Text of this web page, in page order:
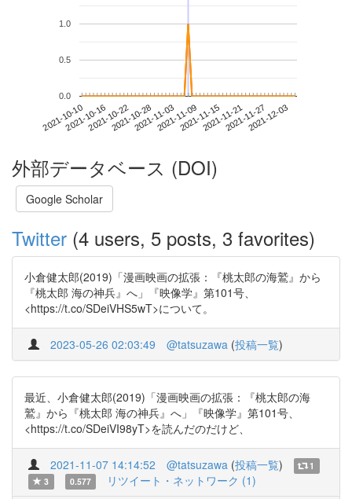
2021-10-102021-10-162021-10-222021-10-282021-11-032021-11-092021-11-152021-11-212021-11-272021-12-03
0.0
0.5
1.0
外部データベース (DOI)
Google Scholar
Twitter (4 users, 5 posts, 3 favorites)
小倉健太郎(2019)「漫画映画の拡張：『桃太郎の海鷲』から
『桃太郎 海の神兵』へ」『映像学』第101号、
<https://t.co/SDeiVHS5wT>について。
2023-05-26 02:03:49 @tatsuzawa (投稿一覧)
最近、小倉健太郎(2019)「漫画映画の拡張：『桃太郎の海
鷲』から『桃太郎 海の神兵』へ」『映像学』第101号、
<https://t.co/SDeiVI98yT>を読んだのだけど、
2021-11-07 14:14:52 @tatsuzawa (投稿一覧)
1
3
0.577 リツイート・ネットワーク (1)